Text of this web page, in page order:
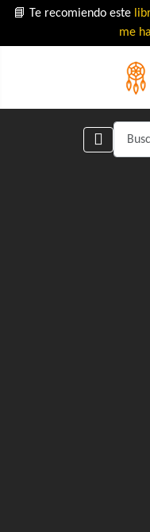
📘 Te recomiendo este
me
Buscar